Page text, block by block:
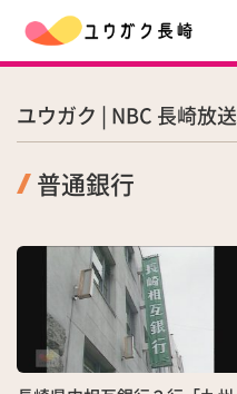
ユウガク | NBC 長崎放送
普通銀行